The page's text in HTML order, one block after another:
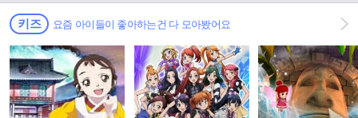
키즈 요즘 아이들이 좋아하는건 다 모아봤어요